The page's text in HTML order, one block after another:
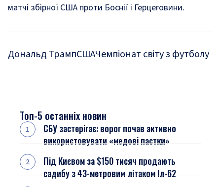
матчі збірної США проти Боснії і Герцеговини.
Дональд ТрампСШАЧемпіонат світу з футболу
Топ-5 останніх новин
СБУ застерігає: ворог почав активно
використовувати «медові пастки»
Під Києвом за $150 тисяч продають
садибу з 43-метровим літаком Іл-62